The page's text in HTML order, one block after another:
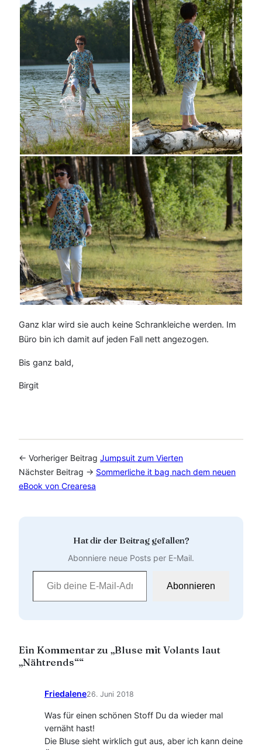
Ganz klar wird sie auch keine Schrankleiche werden. Im
Büro bin ich damit auf jeden Fall nett angezogen.
Bis ganz bald,
Birgit
← Vorheriger Beitrag Jumpsuit zum Vierten
Nächster Beitrag → Sommerliche it bag nach dem neuen
eBook von Crearesa
Hat dir der Beitrag gefallen?
Abonniere neue Posts per E-Mail.
Gib deine E-Mail-Adresse ein …
Abonnieren
Ein Kommentar zu „Bluse mit Volants laut
„Nähtrends““
Friedalene26. Juni 2018
Was für einen schönen Stoff Du da wieder mal
vernäht hast!
Die Bluse sieht wirklich gut aus, aber ich kann deine